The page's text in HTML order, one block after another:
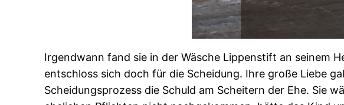
Irgendwann fand sie in der Wäsche Lippenstift an seinem
entschloss sich doch für die Scheidung. Ihre große Liebe
Scheidungsprozess die Schuld am Scheitern der Ehe. Sie